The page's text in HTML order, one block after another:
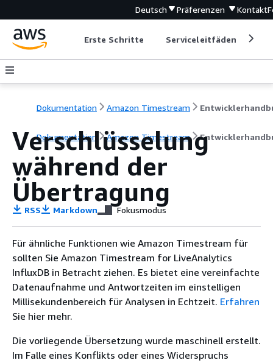
Deutsch Präferenzen Kontakt
Erste Schritte Serviceleitfäden
Dokumentation Amazon Timestream
Dokumentation Amazon Timestream
Verschlüsselung
während der
Übertragung
RSS Markdown Fokusmodus
Für ähnliche Funktionen wie Amazon Timestream für
sollten Sie Amazon Timestream for LiveAnalytics
InfluxDB in Betracht ziehen. Es bietet eine vereinfachte
Datenaufnahme und Antwortzeiten im einstelligen
Millisekundenbereich für Analysen in Echtzeit. Erfahren
Sie hier mehr.
Die vorliegende Übersetzung wurde maschinell erstellt.
Im Falle eines Konflikts oder eines Widerspruchs